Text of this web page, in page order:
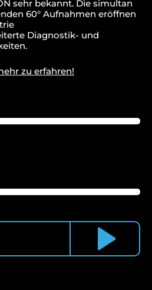
sehr bekannt. Die simultan
60° Aufnahmen eröffnen
Diagnostik- und
zu erfahren!